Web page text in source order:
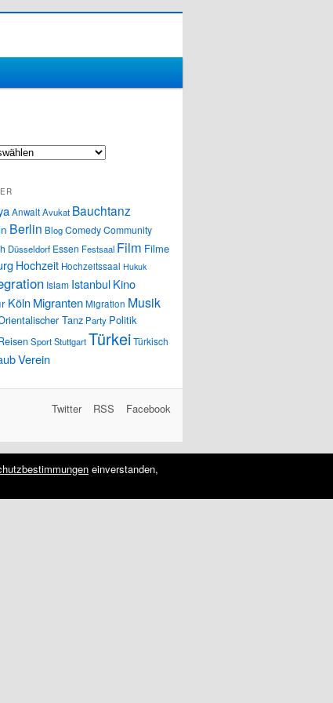
AnwaltAvukat Bauchtanz
Berlin BlogComedyCommunity
Düsseldorf Essen Festsaal Film Filme
Hochzeit Hochzeitssaal Hukuk
Islam IstanbulKino
Köln MigrantenMigration Musik
Tanz Party Politik
SportStuttgartTürkeiTürkisch
Verein
Facebook
RSS
Twitter
einverstanden,